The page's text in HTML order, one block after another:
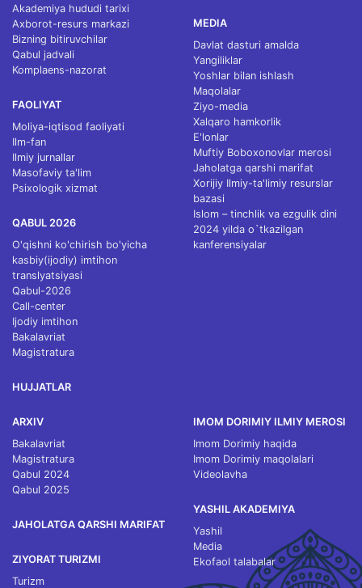
Akademiya hududi tarixi
Axborot-resurs markazi
Bizning bitiruvchilar
Qabul jadvali
Komplaens-nazorat
FAOLIYAT
Moliya-iqtisod faoliyati
Ilm-fan
Ilmiy jurnallar
Masofaviy ta'lim
Psixologik xizmat
QABUL 2026
O'qishni ko'chirish bo'yicha
kasbiy(ijodiy) imtihon
translyatsiyasi
Qabul-2026
Call-center
Ijodiy imtihon
Bakalavriat
Magistratura
HUJJATLAR
MEDIA
Davlat dasturi amalda
Yangiliklar
Yoshlar bilan ishlash
Maqolalar
Ziyo-media
Xalqaro hamkorlik
E'lonlar
Muftiy Boboxonovlar merosi
Jaholatga qarshi marifat
Xorijiy Ilmiy-ta'limiy resurslar
bazasi
Islom – tinchlik va ezgulik dini
2024 yilda o`tkazilgan
kanferensiyalar
ARXIV
Bakalavriat
Magistratura
Qabul 2024
Qabul 2025
JAHOLATGA QARSHI MARIFAT
ZIYORAT TURIZMI
Turizm
IMOM DORIMIY ILMIY MEROSI
Imom Dorimiy haqida
Imom Dorimiy maqolalari
Videolavha
YASHIL AKADEMIYA
Yashil
Media
Ekofaol talabalar